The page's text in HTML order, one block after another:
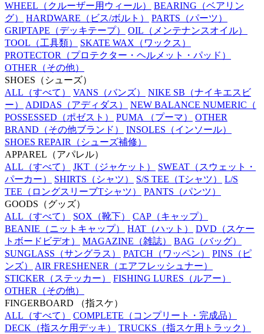
WHEEL （クルーザー用ウィール） BEARING （ベアリン
グ）
HARDWARE （ビス/ボルト） PARTS （パーツ）
GRIPTAPE （デッキテープ） OIL （メンテナンスオイル）
TOOL （工具類） SKATE WAX （ワックス）
PROTECTOR （プロテクター・ヘルメット・パッド）
OTHER （その他）
SHOES （シューズ）
ALL （すべて） VANS （バンズ） NIKE SB （ナイキエスビ
ー）
ADIDAS （アディダス） NEW BALANCE NUMERIC （
POSSESSED （ポゼスト） PUMA （プーマ）
OTHER
BRAND （その他ブランド） INSOLES （インソール）
SHOES REPAIR （シューズ補修）
APPAREL （アパレル）
ALL （すべて） JKT （ジャケット） SWEAT （スウェット・
パーカー）
SHIRTS （シャツ） S/S TEE （Tシャツ）
L/S
TEE （ロングスリーブTシャツ） PANTS （パンツ）
GOODS （グッズ）
ALL （すべて） SOX （靴下） CAP （キャップ）
BEANIE （ニットキャップ） HAT （ハット） DVD （スケー
トボードビデオ）
MAGAZINE （雑誌） BAG （バッグ）
SUNGLASS （サングラス） PATCH （ワッペン） PINS （ピ
ンズ）
AIR FRESHENER （エアフレッシュナー）
STICKER （ステッカー） FISHING LURES （ルアー）
OTHER （その他）
FINGERBOARD
（指スケ）
ALL （すべて） COMPLETE （コンプリート・完成品）
DECK （指スケ用デッキ） TRUCKS （指スケ用トラック）